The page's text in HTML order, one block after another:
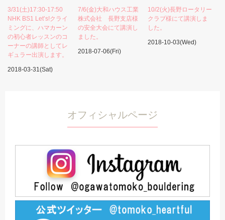
3/31(土)17:30-17:50
NHK BS1 Let’s!クライ
ミングに、ハマカーン
の初心者レッスンのコ
ーナーの講師としてレ
ギュラー出演します。
2018-03-31(Sat)
7/6(金)大和ハウス工業
株式会社 長野支店様
の安全大会にて講演し
ました。
2018-07-06(Fri)
10/2(火)長野ロータリー
クラブ様にて講演しま
した。
2018-10-03(Wed)
オフィシャルページ